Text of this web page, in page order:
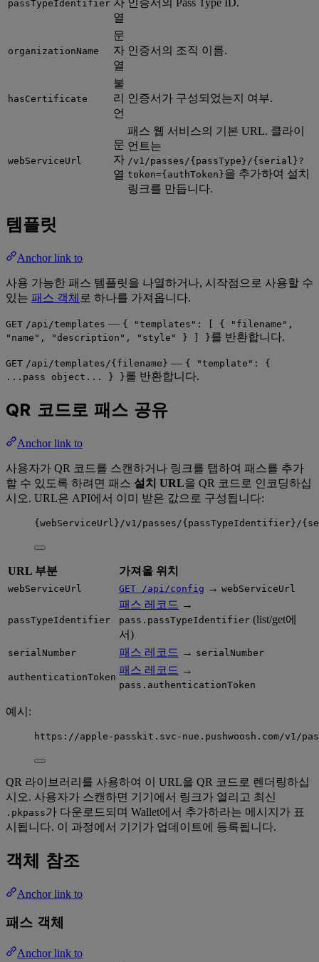
passTypeIdentifier 자
열
인증서의 Pass Type ID.
organizationName
문
자
열
인증서의 조직 이름.
hasCertificate
불
리
언
인증서가 구성되었는지 여부.
webServiceUrl
문
자
열
패스 웹 서비스의 기본 URL. 클라이
언트는
/v1/passes/{passType}/{serial}?
token={authToken}을 추가하여 설치
링크를 만듭니다.
템플릿
Anchor link to
사용 가능한 패스 템플릿을 나열하거나, 시작점으로 사용할 수
있는 패스 객체 로 하나를 가져옵니다.
GET /api/templates — { "templates": [ { "filename",
"name", "description", "style" } ] }를 반환합니다.
GET /api/templates/{filename} — { "template": {
...pass object... } }를 반환합니다.
QR 코드로 패스 공유
Anchor link to
사용자가 QR 코드를 스캔하거나 링크를 탭하여 패스를 추가
할 수 있도록 하려면 패스 설치 URL을 QR 코드로 인코딩하십
시오. URL은 API에서 이미 받은 값으로 구성됩니다:
{webServiceUrl}/v1/passes/{passTypeIdentifier}/
URL 부분 가져올 위치
webServiceUrl GET /api/config → webServiceUrl
passTypeIdentifier
패스 레코드 →
pass.passTypeIdentifier (list/get에
서)
serialNumber 패스 레코드 → serialNumber
authenticationToken
패스 레코드 →
pass.authenticationToken
예시:
https://apple-passkit.svc-nue.pushwoosh.com/v1/
QR 라이브러리를 사용하여 이 URL을 QR 코드로 렌더링하십
시오. 사용자가 스캔하면 기기에서 링크가 열리고 최신
.pkpass가 다운로드되며 Wallet에서 추가하라는 메시지가 표
시됩니다. 이 과정에서 기기가 업데이트에 등록됩니다.
객체 참조
Anchor link to
패스 객체
Anchor link to